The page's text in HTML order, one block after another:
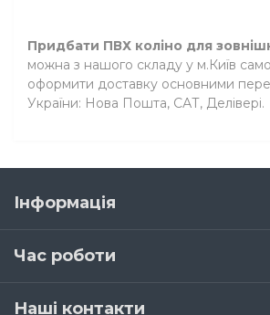
Придбати ПВХ коліно для
можна з нашого складу у м.Київ
оформити доставку основними
України: Нова Пошта, САТ, Делівері.
Інформація
Час роботи
Наші контакти